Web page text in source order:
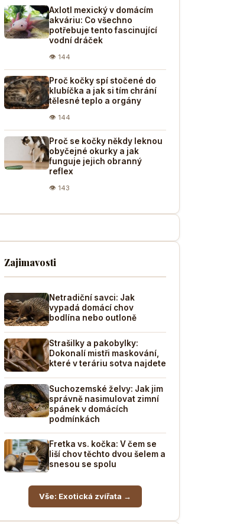
Axlotl mexický v domácím
akváriu: Co všechno
potřebuje tento fascinující
vodní dráček
👁 144
Proč kočky spí stočené do
klubíčka a jak si tím chrání
tělesné teplo a orgány
👁 144
Proč se kočky někdy leknou
obyčejné okurky a jak
funguje jejich obranný
reflex
👁 143
Zajimavosti
Netradiční savci: Jak
vypadá domácí chov
bodlína nebo outloně
Strašilky a pakobylky:
Dokonalí mistři maskování,
které v teráriu sotva najdete
Suchozemské želvy: Jak jim
správně nasimulovat zimní
spánek v domácích
podmínkách
Fretka vs. kočka: V čem se
liší chov těchto dvou šelem a
snesou se spolu
Vše: Exotická zvířata →